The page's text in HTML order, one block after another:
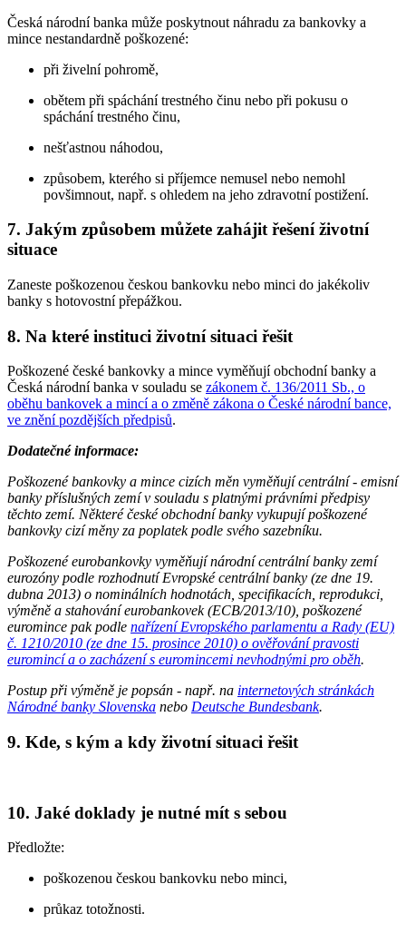
Česká národní banka může poskytnout náhradu za bankovky a
mince nestandardně poškozené:
při živelní pohromě,
obětem při spáchání trestného činu nebo při pokusu o
spáchání trestného činu,
nešťastnou náhodou,
způsobem, kterého si příjemce nemusel nebo nemohl
povšimnout, např. s ohledem na jeho zdravotní postižení.
7. Jakým způsobem můžete zahájit řešení životní
situace
Zaneste poškozenou českou bankovku nebo minci do jakékoliv
banky s hotovostní přepážkou.
8. Na které instituci životní situaci řešit
Poškozené české bankovky a mince vyměňují obchodní banky a
Česká národní banka v souladu se zákonem č. 136/2011 Sb., o
oběhu bankovek a mincí a o změně zákona o České národní bance,
ve znění pozdějších předpisů.
Dodatečné informace:
Poškozené bankovky a mince cizích měn vyměňují centrální - emisní
banky příslušných zemí v souladu s platnými právními předpisy
těchto zemí. Některé české obchodní banky vykupují poškozené
bankovky cizí měny za poplatek podle svého sazebníku.
Poškozené eurobankovky vyměňují národní centrální banky zemí
eurozóny podle rozhodnutí Evropské centrální banky (ze dne 19.
dubna 2013) o nominálních hodnotách, specifikacích, reprodukci,
výměně a stahování eurobankovek (ECB/2013/10), poškozené
euromince pak podle nařízení Evropského parlamentu a Rady (EU)
č. 1210/2010 (ze dne 15. prosince 2010) o ověřování pravosti
euromincí a o zacházení s euromincemi nevhodnými pro oběh.
Postup při výměně je popsán - např. na internetových stránkách
Národné banky Slovenska nebo Deutsche Bundesbank.
9. Kde, s kým a kdy životní situaci řešit
10. Jaké doklady je nutné mít s sebou
Předložte:
poškozenou českou bankovku nebo minci,
průkaz totožnosti.